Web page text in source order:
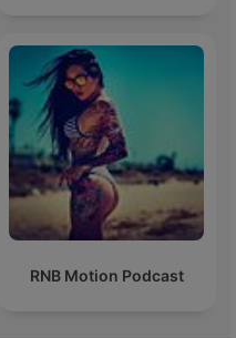
RNB Motion Podcast